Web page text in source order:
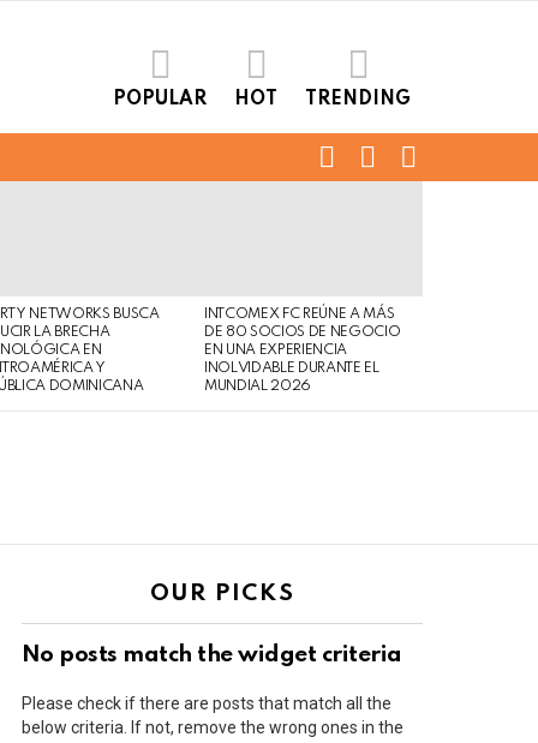
POPULAR HOT TRENDING
FOLLOWSEARCH
NETWORKS BUSCA
LA BRECHA
EN
Y
DOMINICANA
INTCOMEX FC REÚNE A MÁS
DE 80 SOCIOS DE NEGOCIO
EN UNA EXPERIENCIA
INOLVIDABLE DURANTE EL
MUNDIAL 2026
OUR PICKS
No posts match the widget criteria
Please check if there are posts that match all the
below criteria. If not, remove the wrong ones in the